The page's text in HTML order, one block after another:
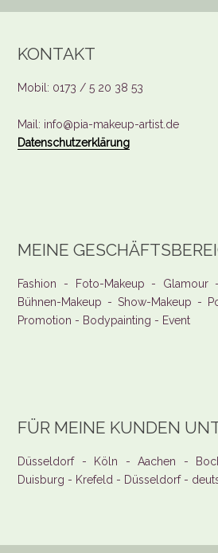
KONTAKT
Mobil: 0173 / 5 20 38 53
Mail: info@pia-makeup-artist.de
Datenschutzerklärung
MEINE
Fashion - Foto-Makeup - Glamour
Bühnen-Makeup - Show-Makeup -
Promotion - Bodypainting - Event
FÜR MEINE KUNDEN
Düsseldorf - Köln - Aachen -
Duisburg - Krefeld - Düsseldorf -